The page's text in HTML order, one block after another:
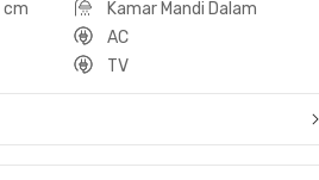
cm
Kamar Mandi Dalam
AC
TV